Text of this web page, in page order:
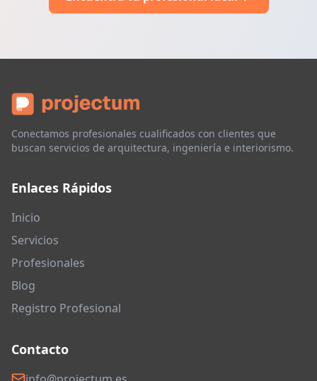
Conectamos profesionales cualificados con clientes que
buscan servicios de arquitectura, ingeniería e interiorismo.
Enlaces Rápidos
Inicio
Servicios
Profesionales
Blog
Registro Profesional
Contacto